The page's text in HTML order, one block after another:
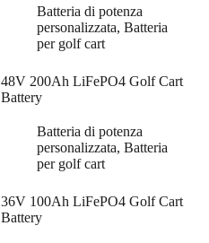
Batteria di potenza
personalizzata, Batteria
per golf cart
48V 200Ah LiFePO4 Golf Cart
Battery
Batteria di potenza
personalizzata, Batteria
per golf cart
36V 100Ah LiFePO4 Golf Cart
Battery